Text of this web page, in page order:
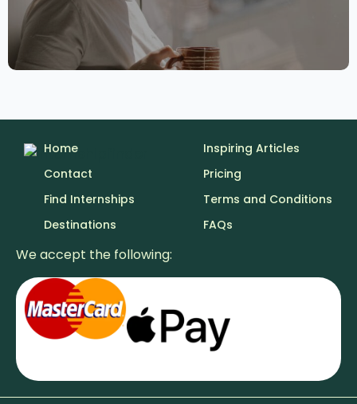
Home
Contact
Find Internships
Destinations
Inspiring Articles
Pricing
Terms and Conditions
FAQs
We accept the following: